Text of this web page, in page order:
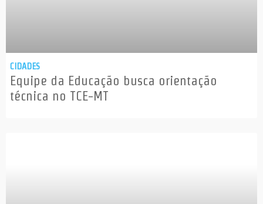
CIDADES
Equipe da Educação busca orientação
técnica no TCE-MT